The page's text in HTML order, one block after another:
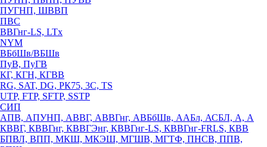
ПУГНП, ШВВП
ПВС
ВВГнг-LS, LTx
NYM
ВБбШв/ВБШв
ПуВ, ПуГВ
КГ, КГН, КГВВ
RG, SAT, DG, РК75, 3С, TS
UTP, FTP, SFTP, SSTP
СИП
АПВ, АПУНП, АВВГ, АВВГнг, АВБбШв, ААБл, АСБЛ, А, А
КВВГ, КВВГнг, КВВГЭнг, КВВГнг-LS, КВВГнг-FRLS, КВВ
БПВЛ, ВПП, МКШ, МКЭШ, МГШВ, МГТФ, ПНСВ, ППВ,